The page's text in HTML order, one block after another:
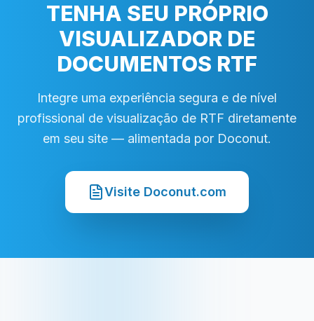
TENHA SEU PRÓPRIO
VISUALIZADOR DE
DOCUMENTOS RTF
Integre uma experiência segura e de nível
profissional de visualização de RTF diretamente
em seu site — alimentada por Doconut.
Visite Doconut.com